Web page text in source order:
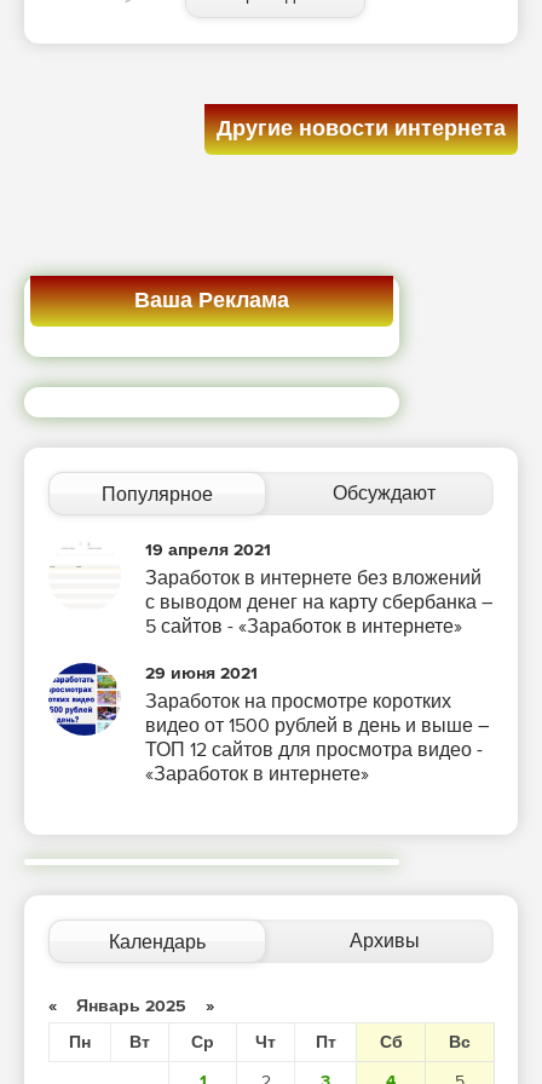
Другие новости интернета
Ваша Реклама
Популярное Обсуждают
19 апреля 2021
Заработок в интернете без вложений
с выводом денег на карту сбербанка –
5 сайтов - «Заработок в интернете»
29 июня 2021
Заработок на просмотре коротких
видео от 1500 рублей в день и выше –
ТОП 12 сайтов для просмотра видео -
«Заработок в интернете»
Календарь Архивы
« Январь 2025 »
Пн
Вт Ср Чт Пт Сб
Вс